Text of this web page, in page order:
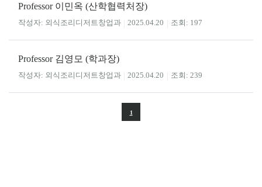
Professor 이민옥 (산학협력처장)
외식조리디저트창업과 2025.04.20 197
Professor 김영모 (학과장)
외식조리디저트창업과 2025.04.20 239
1